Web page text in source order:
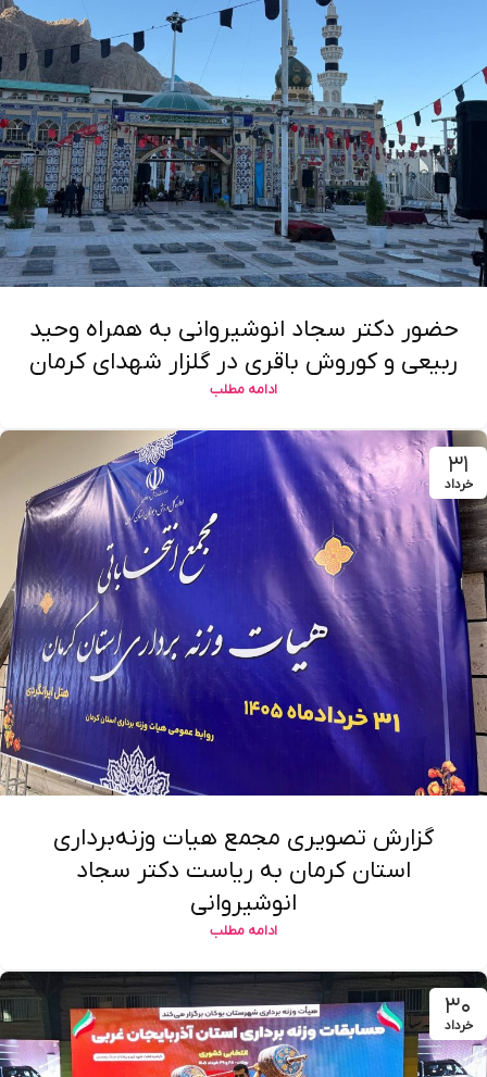
حضور دکتر سجاد انوشیروانی به همراه وحید
ربیعی و کوروش باقری در گلزار شهدای کرمان
ادامه مطلب
۳۱
خرداد
گزارش تصویری مجمع هیات وزنه‌برداری
استان کرمان به ریاست دکتر سجاد
انوشیروانی
ادامه مطلب
۳۰
خرداد